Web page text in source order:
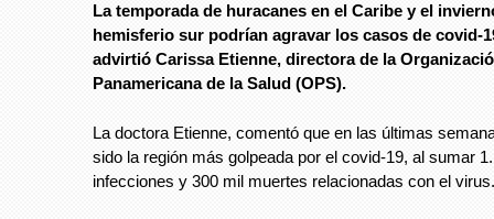
La temporada de huracanes en el Caribe y el
hemisferio sur podrían agravar los casos de covid-
advirtió Carissa Etienne, directora de la
Panamericana de la Salud (OPS).
La doctora Etienne, comentó que en las últimas
sido la región más golpeada por el covid-19, al sumar
infecciones y 300 mil muertes relacionadas con el virus.